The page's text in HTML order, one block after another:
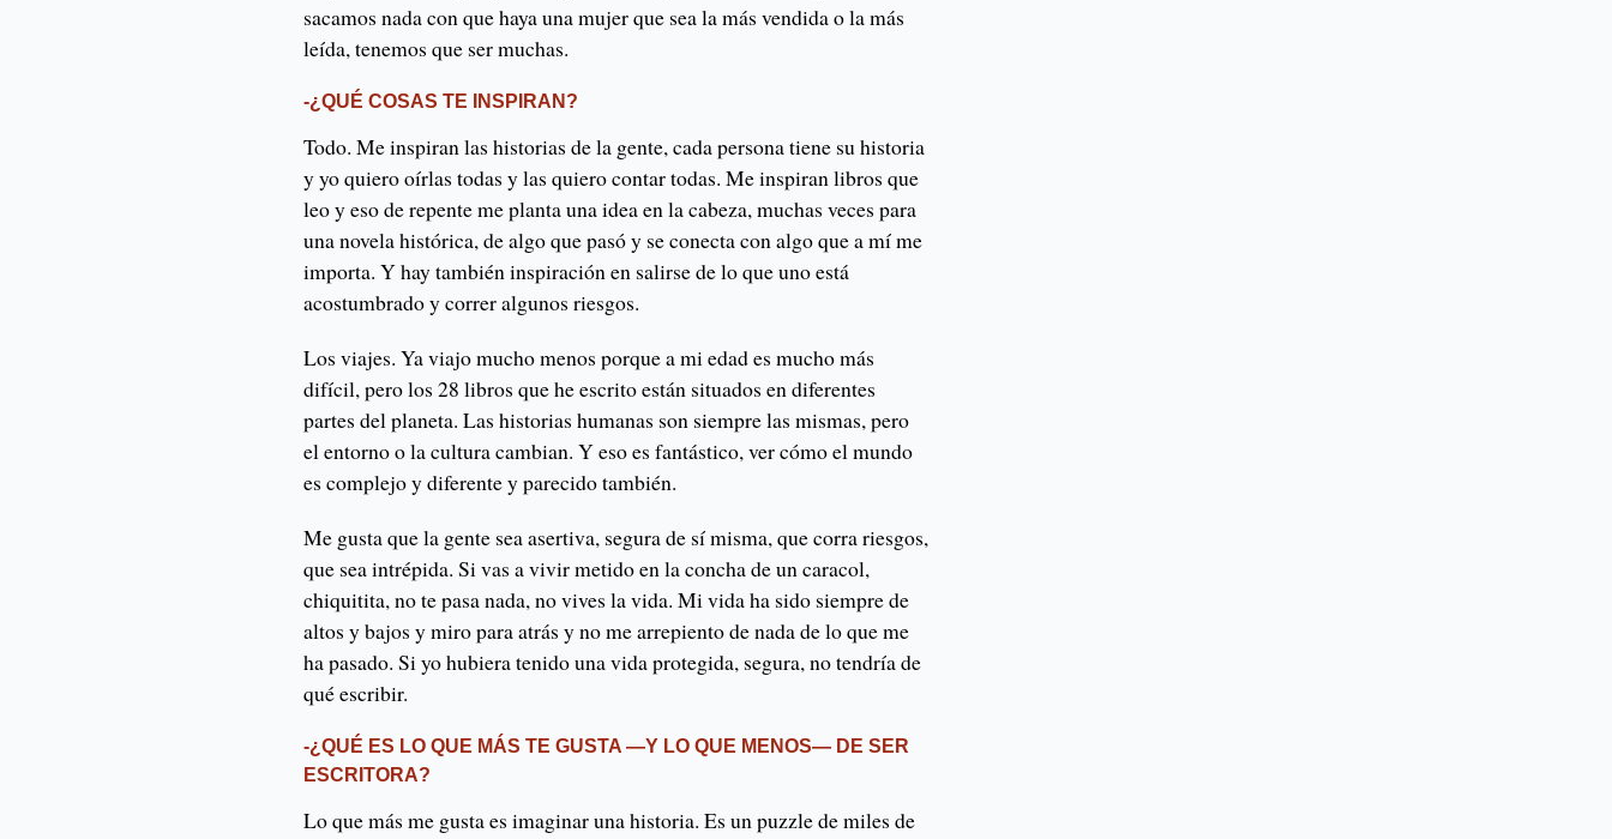
sacamos nada con que haya una mujer que sea la más vendida o la más
leída, tenemos que ser muchas.
-¿QUÉ COSAS TE INSPIRAN?
Todo. Me inspiran las historias de la gente, cada persona tiene su historia
y yo quiero oírlas todas y las quiero contar todas. Me inspiran libros que
leo y eso de repente me planta una idea en la cabeza, muchas veces para
una novela histórica, de algo que pasó y se conecta con algo que a mí me
importa. Y hay también inspiración en salirse de lo que uno está
acostumbrado y correr algunos riesgos.
Los viajes. Ya viajo mucho menos porque a mi edad es mucho más
difícil, pero los 28 libros que he escrito están situados en diferentes
partes del planeta. Las historias humanas son siempre las mismas, pero
el entorno o la cultura cambian. Y eso es fantástico, ver cómo el mundo
es complejo y diferente y parecido también.
Me gusta que la gente sea asertiva, segura de sí misma, que corra riesgos,
que sea intrépida. Si vas a vivir metido en la concha de un caracol,
chiquitita, no te pasa nada, no vives la vida. Mi vida ha sido siempre de
altos y bajos y miro para atrás y no me arrepiento de nada de lo que me
ha pasado. Si yo hubiera tenido una vida protegida, segura, no tendría de
qué escribir.
-¿QUÉ ES LO QUE MÁS TE GUSTA —Y LO QUE MENOS— DE SER
ESCRITORA?
Lo que más me gusta es imaginar una historia. Es un puzzle de miles de